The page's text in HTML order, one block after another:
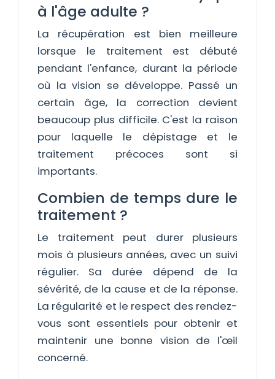
à l'âge adulte ?
La récupération est bien meilleure
lorsque le traitement est débuté
pendant l'enfance, durant la période
où la vision se développe. Passé un
certain âge, la correction devient
beaucoup plus difficile. C'est la raison
pour laquelle le dépistage et le
traitement précoces sont si
importants.
Combien de temps dure le
traitement ?
Le traitement peut durer plusieurs
mois à plusieurs années, avec un suivi
régulier. Sa durée dépend de la
sévérité, de la cause et de la réponse.
La régularité et le respect des rendez-
vous sont essentiels pour obtenir et
maintenir une bonne vision de l'œil
concerné.